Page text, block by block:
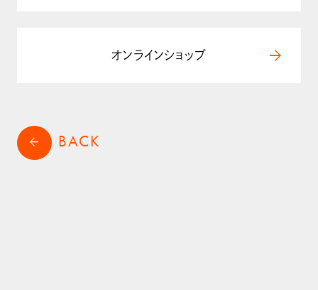
SUSTAINABILITY
オンラインショップ arrow_forward
arrow_back BACK